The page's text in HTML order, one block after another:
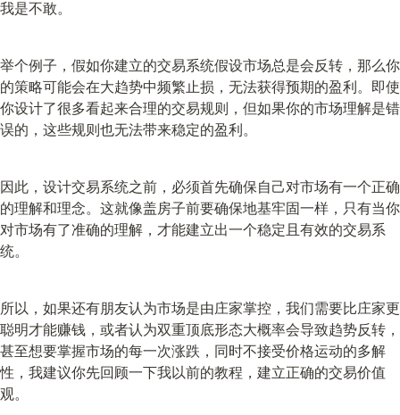
我是不敢。
举个例子，假如你建立的交易系统假设市场总是会反转，那么你
的策略可能会在大趋势中频繁止损，无法获得预期的盈利。即使
你设计了很多看起来合理的交易规则，但如果你的市场理解是错
误的，这些规则也无法带来稳定的盈利。
因此，设计交易系统之前，必须首先确保自己对市场有一个正确
的理解和理念。这就像盖房子前要确保地基牢固一样，只有当你
对市场有了准确的理解，才能建立出一个稳定且有效的交易系
统。
所以，如果还有朋友认为市场是由庄家掌控，我们需要比庄家更
聪明才能赚钱，或者认为双重顶底形态大概率会导致趋势反转，
甚至想要掌握市场的每一次涨跌，同时不接受价格运动的多解
性，我建议你先回顾一下我以前的教程，建立正确的交易价值
观。